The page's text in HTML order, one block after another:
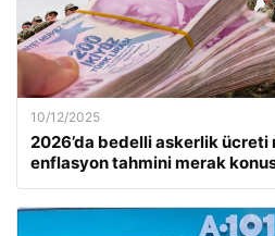
10/12/2025
2026’da bedelli askerlik ücreti
enflasyon tahmini merak